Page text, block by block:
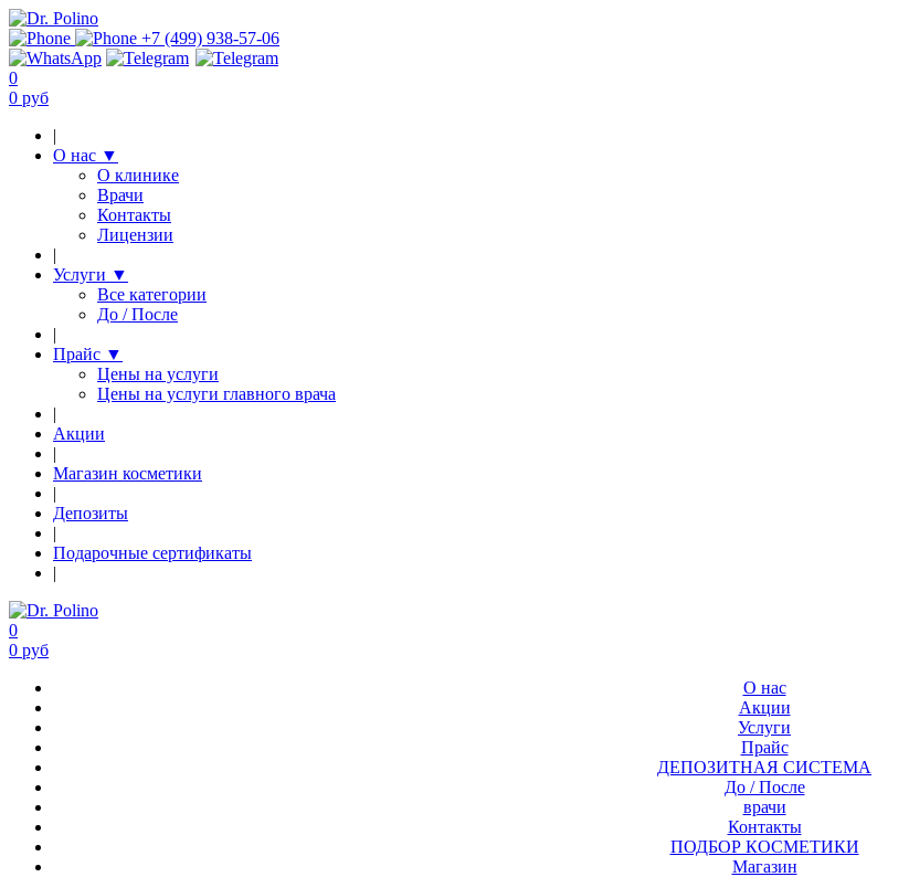
+7 (499) 938-57-06
0
0 руб
|
О нас ▼
О клинике
Врачи
Контакты
Лицензии
|
Услуги ▼
Все категории
До / После
|
Прайс ▼
Цены на услуги
Цены на услуги главного врача
|
Акции
|
Магазин косметики
|
Депозиты
|
Подарочные сертификаты
|
0
0 руб
О нас
Акции
Услуги
Прайс
ДЕПОЗИТНАЯ СИСТЕМА
До / После
врачи
Контакты
ПОДБОР КОСМЕТИКИ
Магазин